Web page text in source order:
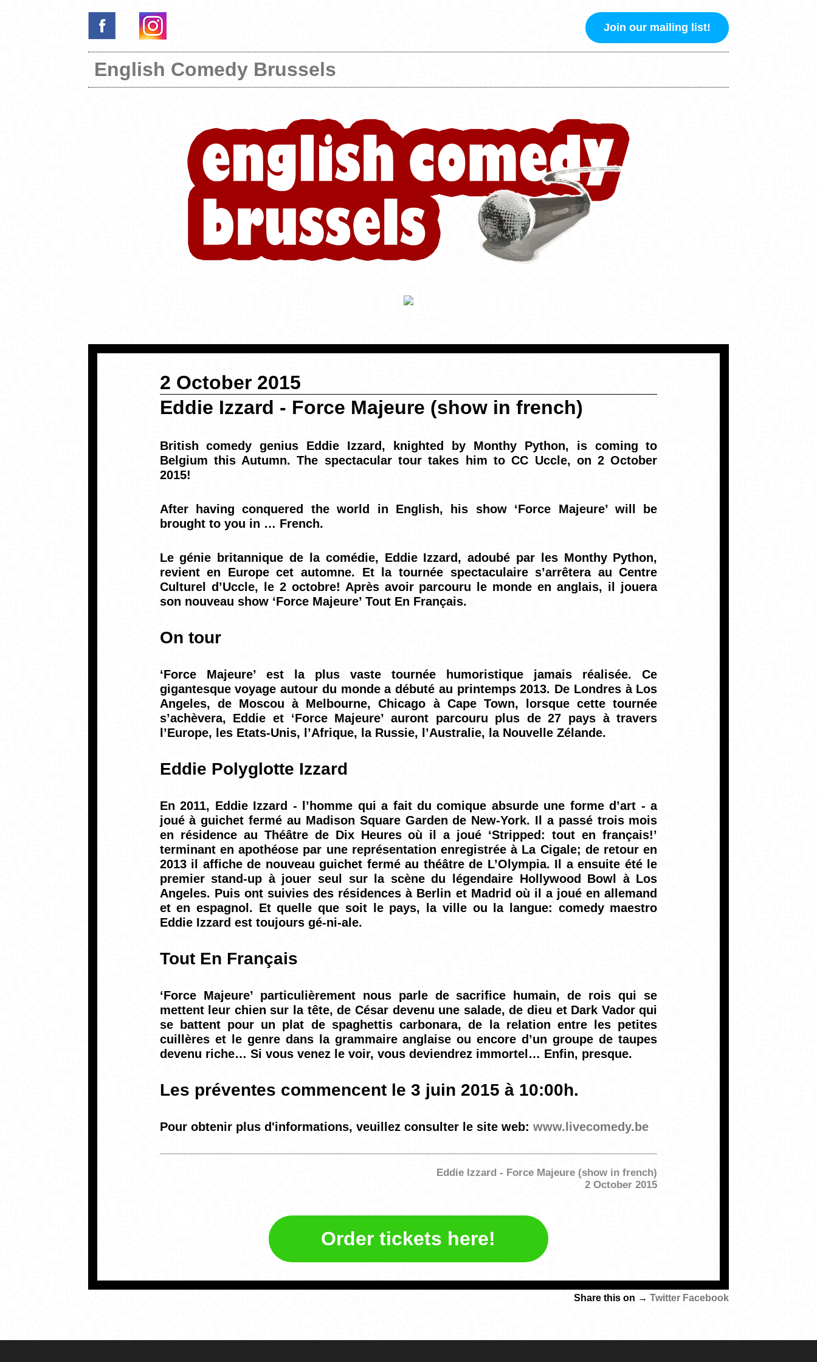
Join our mailing list!
English Comedy Brussels
2 October 2015
Eddie Izzard - Force Majeure (show in french)
British comedy genius Eddie Izzard, knighted by Monthy Python, is coming to
Belgium this Autumn. The spectacular tour takes him to CC Uccle, on 2 October
2015!
After having conquered the world in English, his show ‘Force Majeure’ will be
brought to you in … French.
Le génie britannique de la comédie, Eddie Izzard, adoubé par les Monthy Python,
revient en Europe cet automne. Et la tournée spectaculaire s’arrêtera au Centre
Culturel d’Uccle, le 2 octobre! Après avoir parcouru le monde en anglais, il jouera
son nouveau show ‘Force Majeure’ Tout En Français.
On tour
‘Force Majeure’ est la plus vaste tournée humoristique jamais réalisée. Ce
gigantesque voyage autour du monde a débuté au printemps 2013. De Londres à Los
Angeles, de Moscou à Melbourne, Chicago à Cape Town, lorsque cette tournée
s’achèvera, Eddie et ‘Force Majeure’ auront parcouru plus de 27 pays à travers
l’Europe, les Etats-Unis, l’Afrique, la Russie, l’Australie, la Nouvelle Zélande.
Eddie Polyglotte Izzard
En 2011, Eddie Izzard - l’homme qui a fait du comique absurde une forme d’art - a
joué à guichet fermé au Madison Square Garden de New-York. Il a passé trois mois
en résidence au Théâtre de Dix Heures où il a joué ‘Stripped: tout en français!’
terminant en apothéose par une représentation enregistrée à La Cigale; de retour en
2013 il affiche de nouveau guichet fermé au théâtre de L’Olympia. Il a ensuite été le
premier stand-up à jouer seul sur la scène du légendaire Hollywood Bowl à Los
Angeles. Puis ont suivies des résidences à Berlin et Madrid où il a joué en allemand
et en espagnol. Et quelle que soit le pays, la ville ou la langue: comedy maestro
Eddie Izzard est toujours gé-ni-ale.
Tout En Français
‘Force Majeure’ particulièrement nous parle de sacrifice humain, de rois qui se
mettent leur chien sur la tête, de César devenu une salade, de dieu et Dark Vador qui
se battent pour un plat de spaghettis carbonara, de la relation entre les petites
cuillères et le genre dans la grammaire anglaise ou encore d’un groupe de taupes
devenu riche… Si vous venez le voir, vous deviendrez immortel… Enfin, presque.
Les préventes commencent le 3 juin 2015 à 10:00h.
Pour obtenir plus d'informations, veuillez consulter le site web: www.livecomedy.be
Eddie Izzard - Force Majeure (show in french)
2 October 2015
Order tickets here!
Share this on → Twitter Facebook